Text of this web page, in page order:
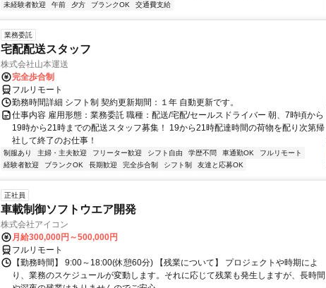
未経験者歓迎
午前 夕方 ブランクOK 交通費支給
業務委託
宅配配送スタッフ
株式会社山本運送
完全歩合制
フルリモート
勤務時間詳細 シフト制 契約更新期間：１年 自動更新です。
仕事内容 雇用形態：業務委託 職種：配送/宅配/セールスドライバー 朝、7時頃から
19時から21時までの配送スタッフ募集！ 19から21時配達時間の荷物を配り次第帰
社して終了のお仕事！
制服あり 主婦・主夫歓迎 フリーター歓迎 シフト自由 学歴不問 車通勤OK
フルリモート
経験者歓迎
ブランクOK 長期歓迎 完全歩合制 シフト制 友達と応募OK
正社員
車載制御ソフトウエア開発
株式会社アイコン
月給300,000円～500,000円
フルリモート
【勤務時間】 9:00～18:00(休憩60分) 【残業について】 プロジェクトや時期によ
り、業務のスケジュールが変動します。それに応じて残業も発生しますが、長時間